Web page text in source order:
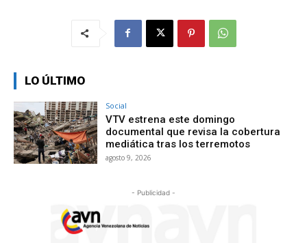
LO ÚLTIMO
Social
VTV estrena este domingo
documental que revisa la cobertura
mediática tras los terremotos
agosto 9, 2026
- Publicidad -